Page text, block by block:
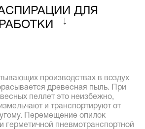
ДЛЯ
производствах в воздух
древесная пыль. При
пеллет это неизбежно,
и транспортируют от
Перемещение опилок
герметичной пневмотранспортной